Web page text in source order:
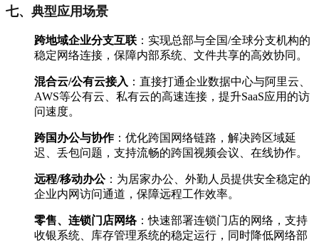
七、典型应用场景
跨地域企业分支互联 ：实现总部与全国/全球分支机构的
稳定网络连接，保障内部系统、文件共享的高效协同。
混合云/公有云接入 ：直接打通企业数据中心与阿里云、
AWS等公有云、私有云的高速连接，提升SaaS应用的访
问速度。
跨国办公与协作：优化跨国网络链路，解决跨区域延
迟、丢包问题，支持流畅的跨国视频会议、在线协作。
远程/移动办公：为居家办公、外勤人员提供安全稳定的
企业内网访问通道，保障远程工作效率。
零售、连锁门店网络：快速部署连锁门店的网络，支持
收银系统、库存管理系统的稳定运行，同时降低网络部